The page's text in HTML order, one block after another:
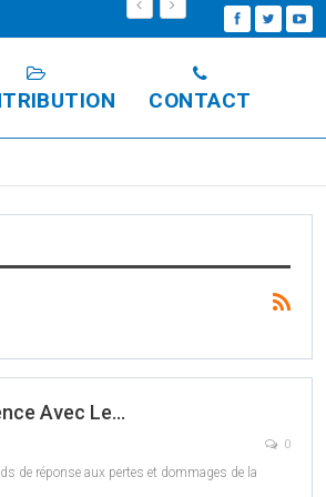
CONTACT
Avec Le…
0
de réponse aux pertes et dommages de la